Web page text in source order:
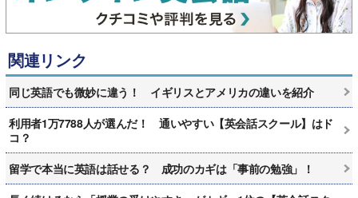
関連リンク
同じ英語でも微妙に違う！ イギリスとアメリカの違いを紹介
利用者1万7788人が選んだ！ 通いやすい【英会話スクール】はド
コ？
留学で本当に英語は話せる？ 成功のカギは「事前の勉強」！